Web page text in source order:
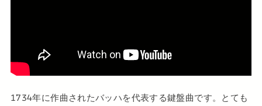
1734年に作曲されたバッハを代表する鍵盤曲です。とても